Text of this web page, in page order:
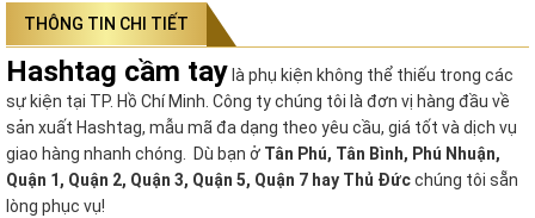
THÔNG TIN CHI TIẾT
Hashtag cầm tay là phụ kiện không thể thiếu trong các
sự kiện tại TP. Hồ Chí Minh. Công ty chúng tôi là đơn vị hàng đầu về
sản xuất Hashtag, mẫu mã đa dạng theo yêu cầu, giá tốt và dịch vụ
giao hàng nhanh chóng. Dù bạn ở Tân Phú, Tân Bình, Phú Nhuận,
Quận 1, Quận 2, Quận 3, Quận 5, Quận 7 hay Thủ Đứcchúng tôi sẵn
lòng phục vụ!